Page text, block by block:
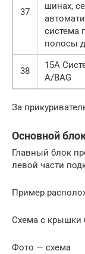
37
шинах,
система
полосы
38
15А
A/BAG
За
Основной
Главный блок
левой части
Пример
Схема с крышки
Фото — схема